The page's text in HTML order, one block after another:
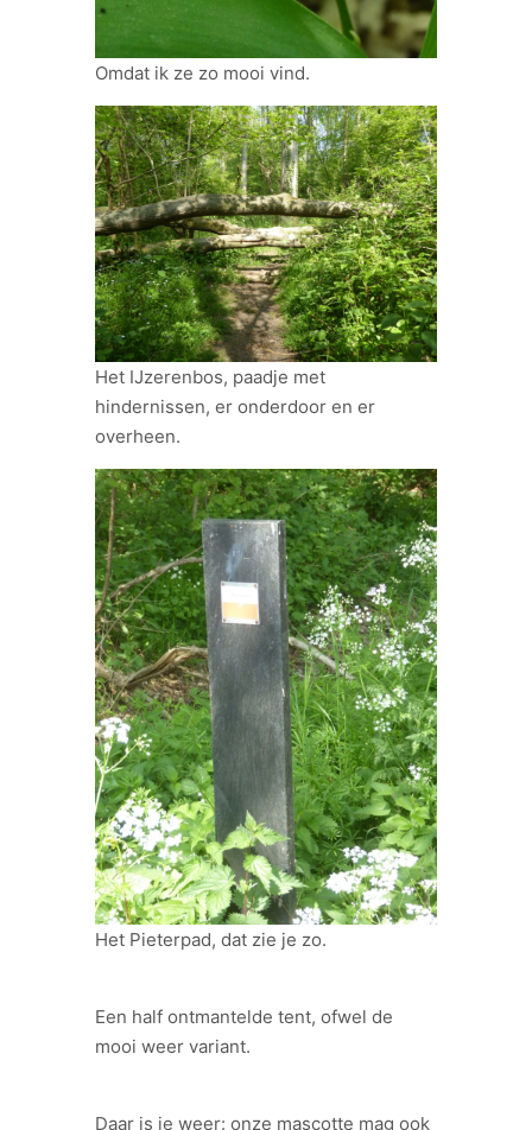
Omdat ik ze zo mooi vind.
Het IJzerenbos, paadje met
hindernissen, er onderdoor en er
overheen.
Het Pieterpad, dat zie je zo.
Een half ontmantelde tent, ofwel de
mooi weer variant.
Daar is ie weer: onze mascotte mag ook